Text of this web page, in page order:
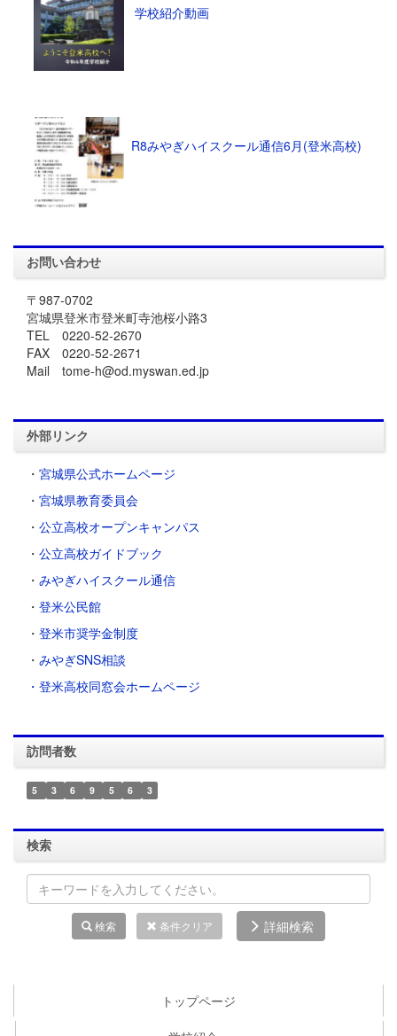
学校紹介動画
R8みやぎハイスクール通信6月(登米高校)
お問い合わせ
〒987-0702
宮城県登米市登米町寺池桜小路3
TEL 0220-52-2670
FAX 0220-52-2671
Mail tome-h@od.myswan.ed.jp
外部リンク
・ 宮城県公式ホームページ
・ 宮城県教育委員会
・ 公立高校オープンキャンパス
・ 公立高校ガイドブック
・ みやぎハイスクール通信
・ 登米公民館
・ 登米市奨学金制度
・ みやぎSNS相談
・登米高校同窓会ホームページ
訪問者数
5 3 6 9 5 6 3
検索
検索 条件クリア 詳細検索
トップページ